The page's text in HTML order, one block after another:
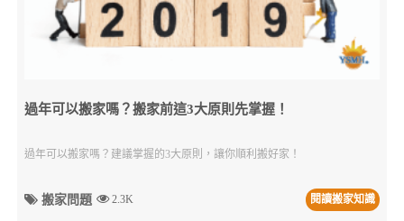
過年可以搬家嗎？搬家前這3大原則先掌握！
過年可以搬家嗎？建議掌握的3大原則，讓你順利搬好家！
搬家問題 2.3K 閱讀搬家知識